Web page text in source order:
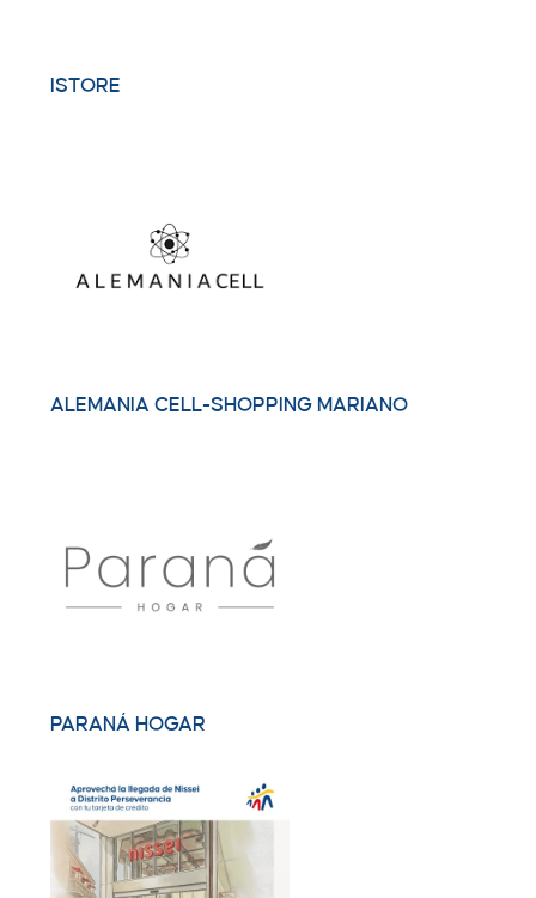
ISTORE
ALEMANIA CELL-SHOPPING MARIANO
PARANÁ HOGAR